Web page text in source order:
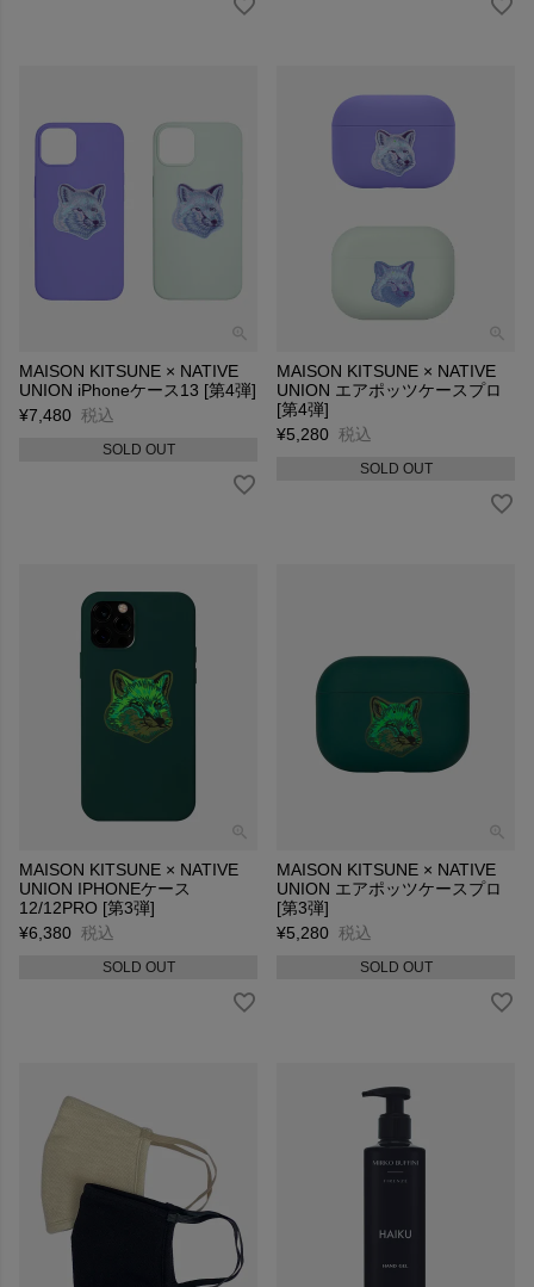
MAISON KITSUNE × NATIVE
UNION iPhoneケース13 [第4弾]
¥7,480 税込
SOLD OUT
MAISON KITSUNE × NATIVE
UNION エアポッツケースプロ
[第4弾]
¥5,280 税込
SOLD OUT
MAISON KITSUNE × NATIVE
UNION IPHONEケース
12/12PRO [第3弾]
¥6,380 税込
SOLD OUT
MAISON KITSUNE × NATIVE
UNION エアポッツケースプロ
[第3弾]
¥5,280 税込
SOLD OUT